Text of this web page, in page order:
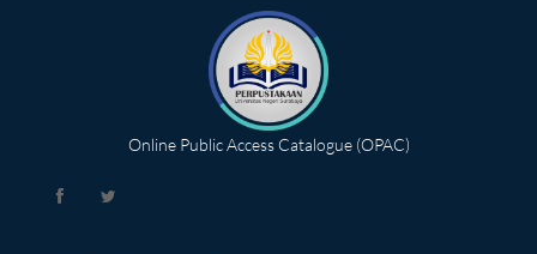
Online Public Access Catalogue (OPAC)